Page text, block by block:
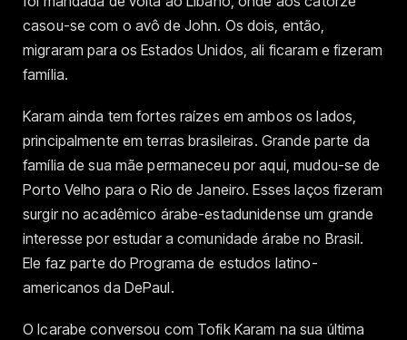
casou-se com o avô de John. Os dois, então,
migraram para os Estados Unidos, ali ficaram e fizeram
família.
Karam ainda tem fortes raízes em ambos os lados,
principalmente em terras brasileiras. Grande parte da
família de sua mãe permaneceu por aqui, mudou-se de
Porto Velho para o Rio de Janeiro. Esses laços fizeram
surgir no acadêmico árabe-estadunidense um grande
interesse por estudar a comunidade árabe no Brasil.
Ele faz parte do Programa de estudos latino-
americanos da DePaul.
O Icarabe conversou com Tofik Karam na sua última